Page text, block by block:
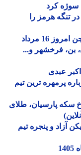
کرد
هرمز را
جدول قطعی برق شهرکرد، لردگان و بروجن امروز 16 مرداد
فرخشهر و...
عبدی
ترین تیم
16 مرداد 1405؛ نرخ سکه پارسیان، طلای
و پنجره تیم